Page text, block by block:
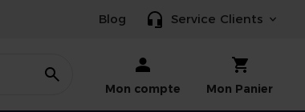
Blog Service Clients
Mon compte Mon Panier